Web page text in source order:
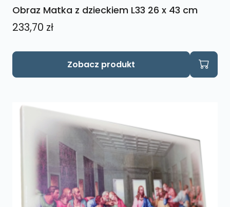
Obraz Matka z dzieckiem L33 26 x 43 cm
233,70 zł
Zobacz produkt